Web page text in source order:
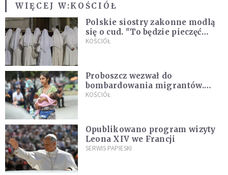
WIĘCEJ W:KOŚCIÓŁ
Polskie siostry zakonne modlą
się o cud. "To będzie pieczęć
Pana Boga dla naszej wiary"
KOŚCIÓŁ
Proboszcz wezwał do
bombardowania migrantów.
"Masowy ogień przeciwko
KOŚCIÓŁ
Opublikowano program wizyty
Leona XIV we Francji
SERWIS PAPIESKI